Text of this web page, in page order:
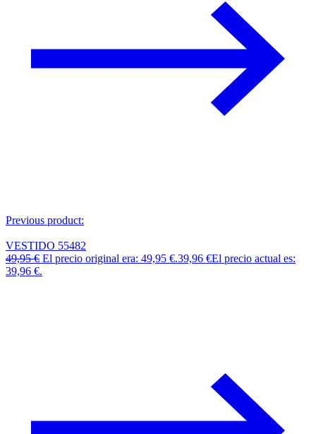
Previous product:
VESTIDO 55482
49,95€ El precio original era: 49,95 €.39,96 €El precio actual es:
39,96 €.